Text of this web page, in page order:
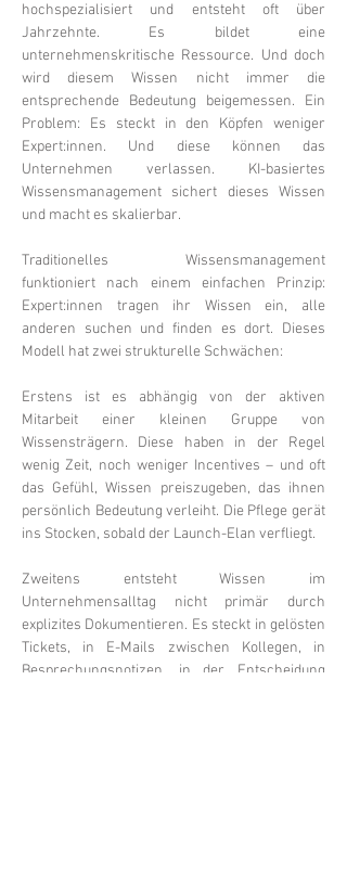
hochspezialisiert und entsteht oft über
Jahrzehnte. Es bildet eine
unternehmenskritische Ressource. Und doch
wird diesem Wissen nicht immer die
entsprechende Bedeutung beigemessen. Ein
Problem: Es steckt in den Köpfen weniger
Expert:innen. Und diese können das
Unternehmen verlassen. KI-basiertes
Wissensmanagement sichert dieses Wissen
und macht es skalierbar.
Traditionelles Wissensmanagement
funktioniert nach einem einfachen Prinzip:
Expert:innen tragen ihr Wissen ein, alle
anderen suchen und finden es dort. Dieses
Modell hat zwei strukturelle Schwächen:
Erstens ist es abhängig von der aktiven
Mitarbeit einer kleinen Gruppe von
Wissensträgern. Diese haben in der Regel
wenig Zeit, noch weniger Incentives – und oft
das Gefühl, Wissen preiszugeben, das ihnen
persönlich Bedeutung verleiht. Die Pflege gerät
ins Stocken, sobald der Launch-Elan verfliegt.
Zweitens entsteht Wissen im
Unternehmensalltag nicht primär durch
explizites Dokumentieren. Es steckt in gelösten
Tickets, in E-Mails zwischen Kollegen, in
Besprechungsnotizen, in der Entscheidung